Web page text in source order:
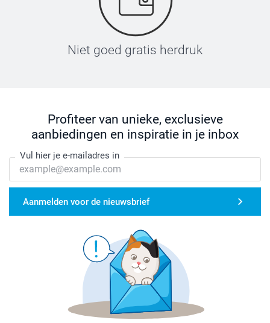
Niet goed gratis herdruk
Profiteer van unieke, exclusieve
aanbiedingen en inspiratie in je inbox
Vul hier je e-mailadres in
Aanmelden voor de nieuwsbrief